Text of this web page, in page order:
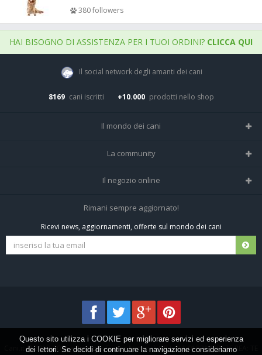
380 followers
HAI BISOGNO DI ASSISTENZA PER I TUOI ORDINI? CLICCA QUI
Il social network degli amanti dei cani
8169 cani iscritti +10.000 prodotti nello shop
Il mondo dei cani
Tutte le razze
La community
Home
Tutti i cani iscritti
Il negozio online
Negozio per cani
Spedizioni e resi
Rimani sempre aggiornato!
Ricevi news, aggiornamenti, offerte sul mondo dei cani
Cani.it © 2013-2026 •Privacy•Frezza Network S.R.L. P.I. 01821400676 REA: TE
Questo sito utilizza i COOKIE per migliorare servizi ed esperienza
dei lettori. Se decidi di continuare la navigazione consideriamo